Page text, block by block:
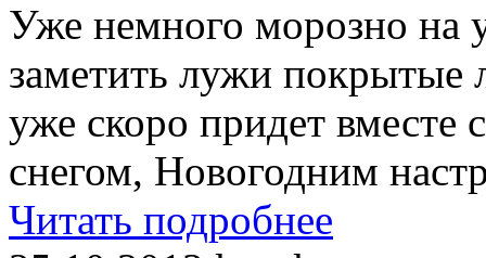
Уже немного морозно на
заметить лужи покрытые
уже скоро придет вместе
снегом, Новогодним
Читать подробнее